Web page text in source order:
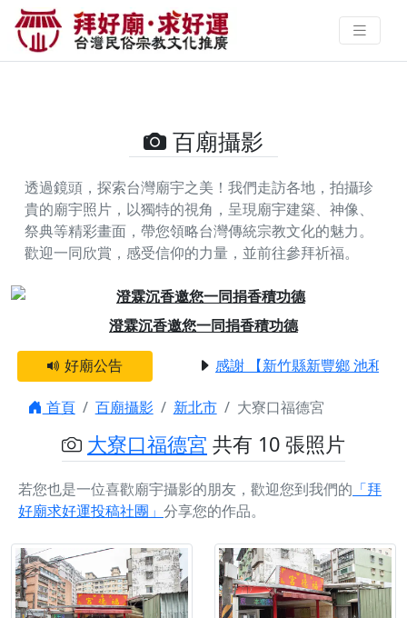
大寮口福德宮的攝影照片 | 拜好廟
求好運 找到與您有緣的信仰
百廟攝影
透過鏡頭，探索台灣廟宇之美！我們走訪各地，拍攝珍
貴的廟宇照片，以獨特的視角，呈現廟宇建築、神像、
祭典等精彩畫面，帶您領略台灣傳統宗教文化的魅力。
歡迎一同欣賞，感受信仰的力量，並前往參拜祈福。
澄霖沉香邀您一同捐香積功德
好廟公告 感謝 【新竹縣新豐鄉 池和宮
首頁 百廟攝影 新北市 大寮口福德宮
大寮口福德宮 共有 10 張照片
若您也是一位喜歡廟宇攝影的朋友，歡迎您到我們的 「拜
好廟求好運投稿社團」 分享您的作品。